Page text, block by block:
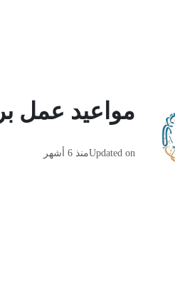
مواعيد عمل
Updated onمنذ 6 أشهر